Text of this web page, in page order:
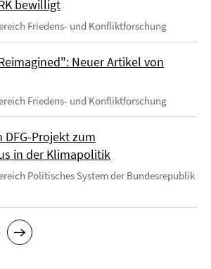
bewilligt
Friedens- und Konfliktforschung
Neuer Artikel von
Friedens- und Konfliktforschung
DFG-Projekt zum
in der Klimapolitik
Politisches System der Bundesrepublik